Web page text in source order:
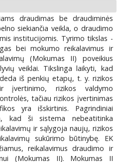
draudimas be draudiminės
siekiančia veikla, o draudimo
institucijomis. Tyrimo tikslas -
bei mokumo reikalavimus ir
(Mokumas II) poveikius
veiklai. Tikslinga laikyti, kad
iš penkių etapų, t. y. rizikos
įvertinimo, rizikos valdymo
tačiau rizikos įvertinimas
yra išskirtinis. Pagrindiniai
kad ši sistema nebeatitinka
ir sąlygoja naujų, rizikos
sukūrimo būtinybę. EK
reikalavimus draudimo ir
(Mokumas II). Mokumas II